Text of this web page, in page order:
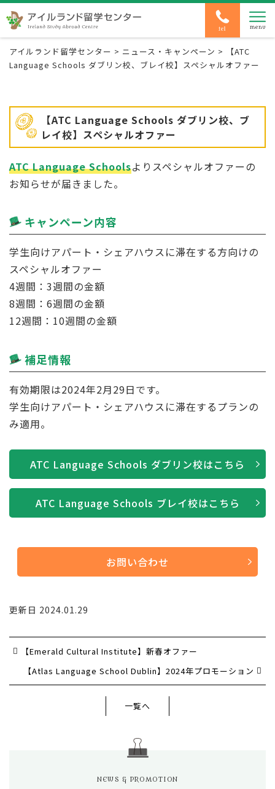
アイルランド留学センター > ニュース・キャンペーン >
【ATC
Language Schools ダブリン校、ブレイ校】スペシャルオファー
【ATC Language Schools ダブリン校、ブ
レイ校】スペシャルオファー
ATC Language Schoolsよりスペシャルオファーの
お知らせが届きました。
キャンペーン内容
学生向けアパート・シェアハウスに滞在する方向けの
スペシャルオファー
4週間：3週間の金額
8週間：6週間の金額
12週間：10週間の金額
補足情報
有効期限は2024年2月29日です。
学生向けアパート・シェアハウスに滞在するプランの
み適用。
ATC Language Schools ダブリン校はこちら
ATC Language Schools ブレイ校はこちら
お問い合わせ
更新日 2024.01.29
【Emerald Cultural Institute】新春オファー
一覧へ
【Atlas Language School Dublin】2024年プロモーション
NEWS & PROMOTION